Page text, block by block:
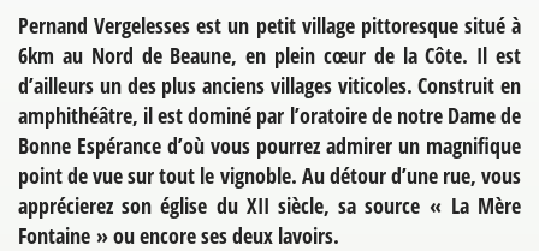
Pernand Vergelesses est un petit village pittoresque situé à
6km au Nord de Beaune, en plein cœur de la Côte. Il est
d’ailleurs un des plus anciens villages viticoles. Construit en
amphithéâtre, il est dominé par l’oratoire de notre Dame de
Bonne Espérance d’où vous pourrez admirer un magnifique
point de vue sur tout le vignoble. Au détour d’une rue, vous
apprécierez son église du XII siècle, sa source « La Mère
Fontaine » ou encore ses deux lavoirs.